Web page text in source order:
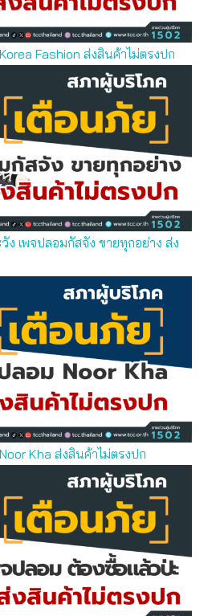
Fashion ส่งสินค้าไม่ตรงปก
ง เพจปลอมกัสจัง ขายทุกอย่าง ส่ง
Kha ส่งสินค้าไม่ตรงปก